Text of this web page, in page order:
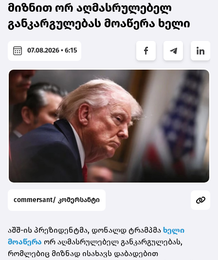
მიზნით ორ აღმასრულებელ
განკარგულებას მოაწერა ხელი
07.08.2026 • 6:15
commersant/ კომერსანტი
აშშ-ის პრეზიდენტმა, დონალდ ტრამპმა ხელი
მოაწერა ორ აღმასრულებელ განკარგულებას,
რომლებიც მიზნად ისახავს დაბადებით